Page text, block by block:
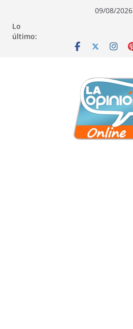
contenido
navegación
contenido
09/08/2026
Lo
último: